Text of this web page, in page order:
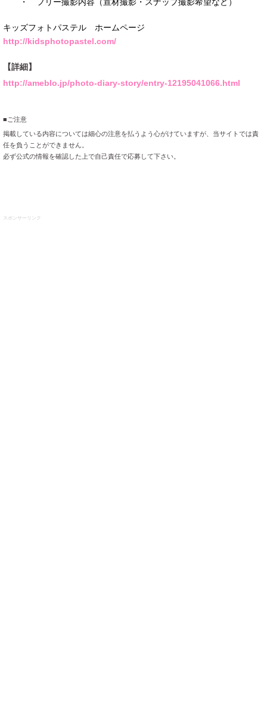
・ フリー撮影内容（宣材撮影・スナップ撮影希望など）
キッズフォトパステル ホームページ
http://kidsphotopastel.com/
【詳細】
http://ameblo.jp/photo-diary-story/entry-12195041066.html
■ご注意
掲載している内容については細心の注意を払うよう心がけていますが、当サイトでは責
任を負うことができません。
必ず公式の情報を確認した上で自己責任で応募して下さい。
スポンサーリンク